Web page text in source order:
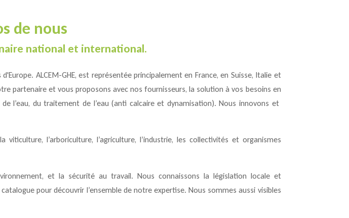
de nous
national et international.
ALCEM-GHE, est représentée principalement en France, en Suisse, Italie et
partenaire et vous proposons avec nos fournisseurs, la solution à vos besoins en
l’eau, du traitement de l’eau (anti calcaire et dynamisation). Nous innovons et
l’arboriculture, l’agriculture, l’industrie, les collectivités et organismes
et la sécurité au travail. Nous connaissons la législation locale et
pour découvrir l’ensemble de notre expertise. Nous sommes aussi visibles